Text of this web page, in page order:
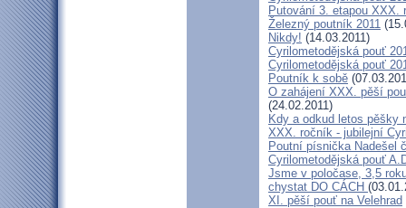
Putování 3. etapou XXX.
Železný poutník 2011
Nikdy! (14.03.2011)
Cyrilometodějská pouť
Cyrilometodějská pouť
Poutník k sobě
O zahájení XXX. pěší
(24.02.2011)
Kdy a odkud letos pěšky
XXX. ročník - jubilejní
Poutní písnička Nadešel
Cyrilometodějská pouť
Jsme v poločase, 3,5
chystat DO CÁCH
XI. pěší pouť na Velehrad